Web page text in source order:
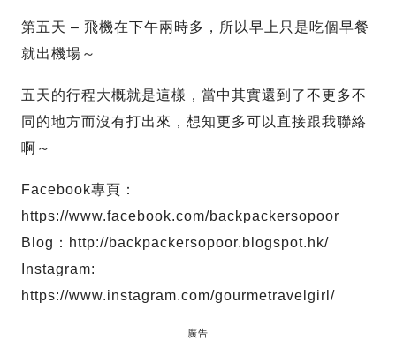
第五天 – 飛機在下午兩時多，所以早上只是吃個早餐
就出機場～
五天的行程大概就是這樣，當中其實還到了不更多不
同的地方而沒有打出來，想知更多可以直接跟我聯絡
啊～
Facebook專頁：
https://www.facebook.com/backpackersopoor
Blog：http://backpackersopoor.blogspot.hk/
Instagram:
https://www.instagram.com/gourmetravelgirl/
廣告